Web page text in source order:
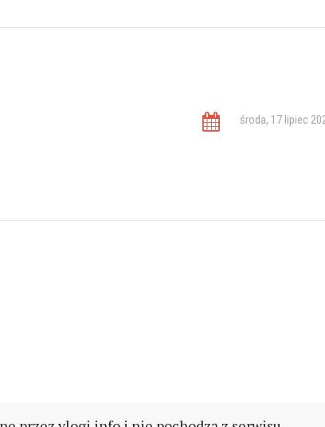
środa, 17 lipiec